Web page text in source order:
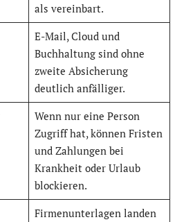
als vereinbart.
E-Mail, Cloud und
Buchhaltung sind ohne
zweite Absicherung
deutlich anfälliger.
Wenn nur eine Person
Zugriff hat, können Fristen
und Zahlungen bei
Krankheit oder Urlaub
blockieren.
Firmenunterlagen landen